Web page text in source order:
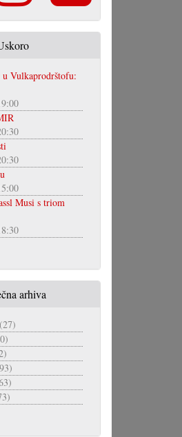
Vulkaprodrštofu:
Musi s triom
arhiva